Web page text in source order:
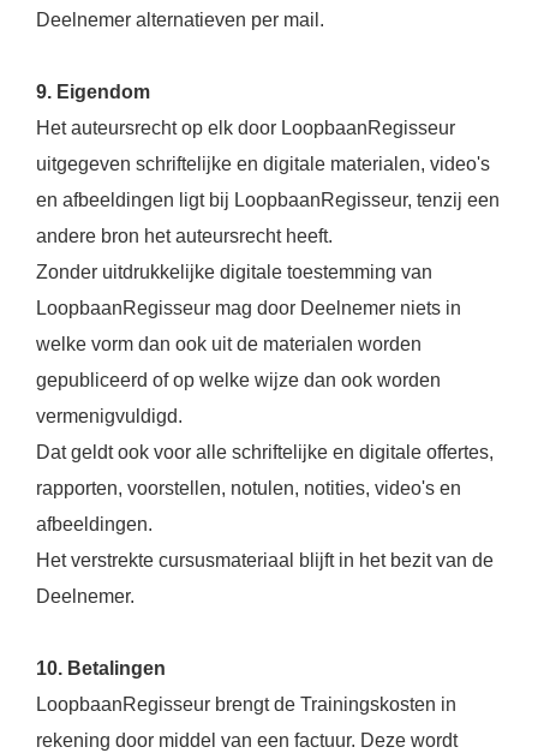
Deelnemer alternatieven per mail.
9. Eigendom
Het auteursrecht op elk door LoopbaanRegisseur
uitgegeven schriftelijke en digitale materialen, video's
en afbeeldingen ligt bij LoopbaanRegisseur, tenzij een
andere bron het auteursrecht heeft.
Zonder uitdrukkelijke digitale toestemming van
LoopbaanRegisseur mag door Deelnemer niets in
welke vorm dan ook uit de materialen worden
gepubliceerd of op welke wijze dan ook worden
vermenigvuldigd.
Dat geldt ook voor alle schriftelijke en digitale offertes,
rapporten, voorstellen, notulen, notities, video's en
afbeeldingen.
Het verstrekte cursusmateriaal blijft in het bezit van de
Deelnemer.
10. Betalingen
LoopbaanRegisseur brengt de Trainingskosten in
rekening door middel van een factuur. Deze wordt